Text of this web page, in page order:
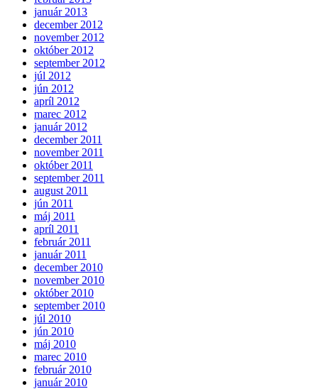
január 2013
december 2012
november 2012
október 2012
september 2012
júl 2012
jún 2012
apríl 2012
marec 2012
január 2012
december 2011
november 2011
október 2011
september 2011
august 2011
jún 2011
máj 2011
apríl 2011
február 2011
január 2011
december 2010
november 2010
október 2010
september 2010
júl 2010
jún 2010
máj 2010
marec 2010
február 2010
január 2010